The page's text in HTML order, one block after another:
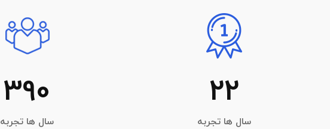
22
سال ها تجربه
390
سال ها تجربه